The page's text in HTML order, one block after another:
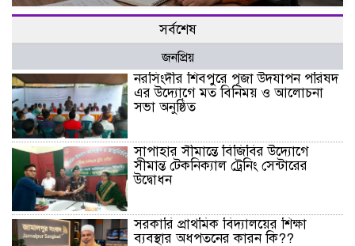
সর্বশেষ
জনপ্রিয়
নরসিংদীর শিবপুরে পূজা উদযাপন পরিষদ
এর উদ্যোগে মত বিনিময় ও আলোচনা
সভা অনুষ্ঠিত
সাপাহার সীমান্তে বিজিবির উদ্যোগে
সীমান্ত টেকনিক্যাল ট্রেনিং সেন্টারের
উদ্বোধন
সরকারি প্রাথমিক বিদ্যালয়ের শিক্ষা
ব্যবস্থার অধপতনের কারন কি??